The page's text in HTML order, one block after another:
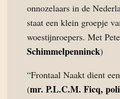
onnozelaars in de
staat een klein groepje
woestijnroepers. Met
Schimmelpenninck)
“Frontaal Naakt dient
(mr. P.L.C.M. Ficq,